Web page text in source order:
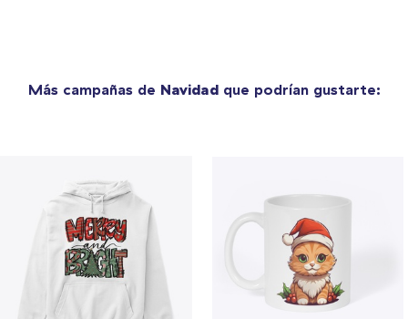
Más campañas de Navidadque podrían gustarte: